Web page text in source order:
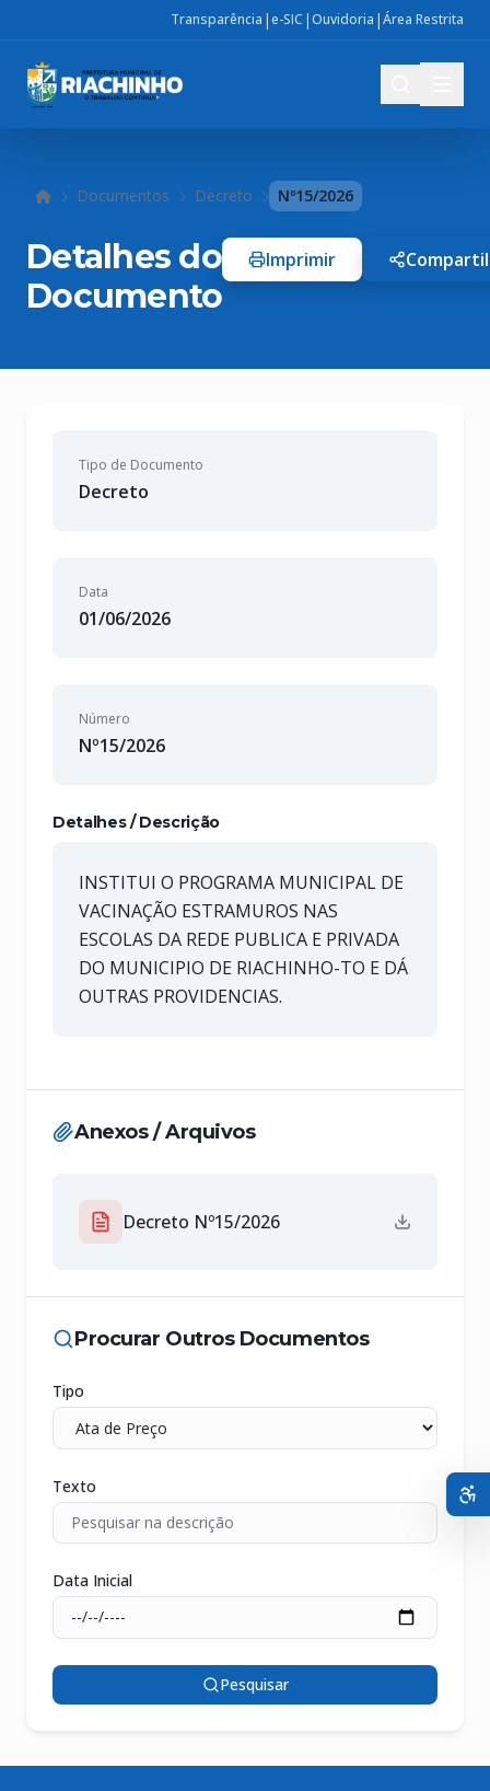
Transparência |e-SIC |Ouvidoria |Área Restrita
Início Documentos Decreto Nº15/2026
Detalhes do
Documento
Imprimir
Tipo de Documento
Decreto
Data
01/06/2026
Número
Nº15/2026
Detalhes / Descrição
INSTITUI O PROGRAMA MUNICIPAL DE
VACINAÇÃO ESTRAMUROS NAS
ESCOLAS DA REDE PUBLICA E PRIVADA
DO MUNICIPIO DE RIACHINHO-TO E DÁ
OUTRAS PROVIDENCIAS.
Anexos / Arquivos
Decreto Nº15/2026
Procurar Outros Documentos
Tipo
Texto
Data Inicial
Pesquisar